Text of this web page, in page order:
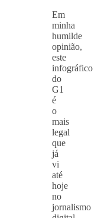
Em
minha
humilde
opinião,
este
infográfico
do
G1
é
o
mais
legal
que
já
vi
até
hoje
no
jornalismo